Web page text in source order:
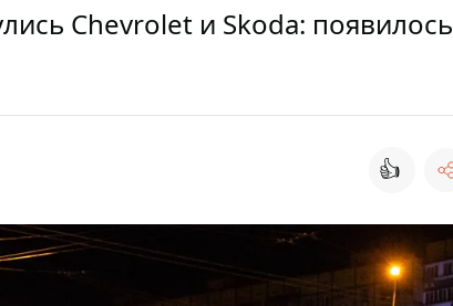
Chevrolet и Skoda: появилось
👍